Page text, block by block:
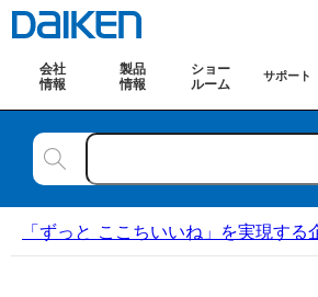
会社
情報
製品
情報
ショー
ルーム
サポート
「ずっと ここちいいね」を実現す